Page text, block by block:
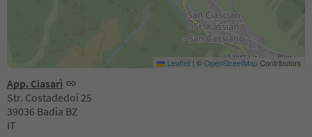
App. Ciasarì
Str. Costadedoi 25
39036 Badia BZ
IT
Leaflet | ©OpenStreetMapContributors